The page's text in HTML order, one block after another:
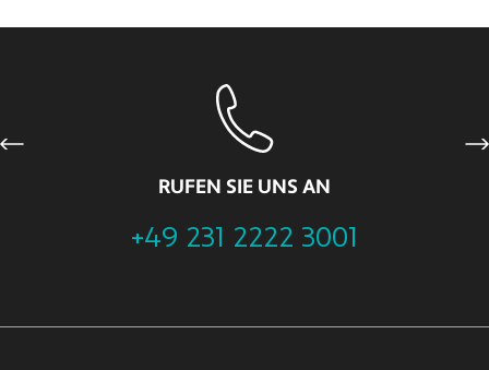
RUFEN SIE UNS AN
+49 231 2222 3001
Previous